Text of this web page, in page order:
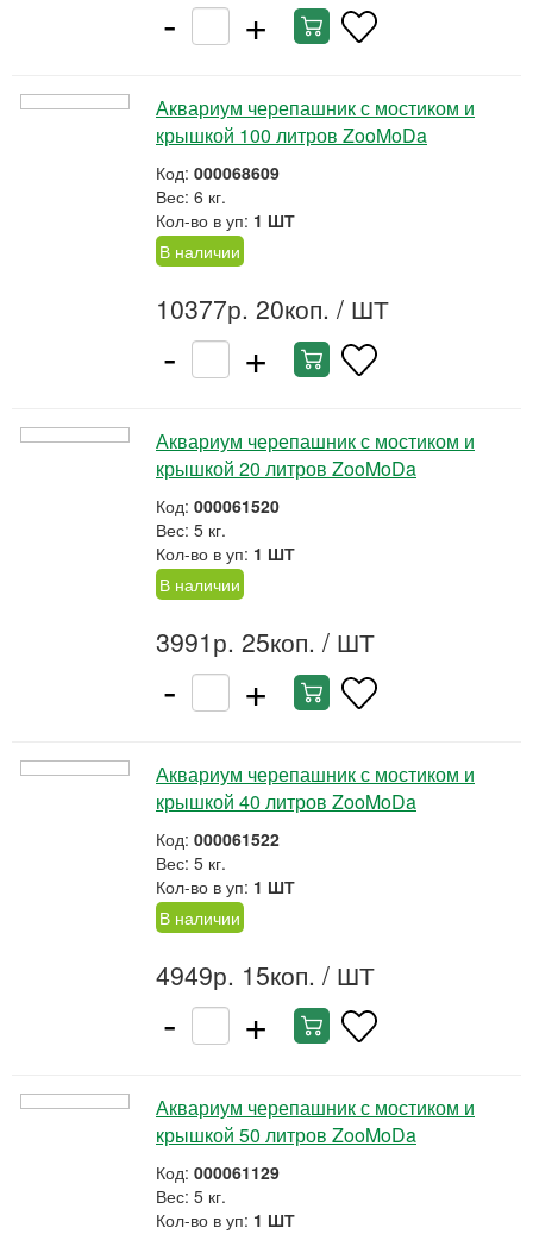
- +
Аквариум черепашник с мостиком и
крышкой 100 литров ZooMoDa
Код: 000068609
Вес: 6 кг.
Кол-во в уп: 1 ШТ
В наличии
10377р. 20коп. / ШТ
- +
Аквариум черепашник с мостиком и
крышкой 20 литров ZooMoDa
Код: 000061520
Вес: 5 кг.
Кол-во в уп: 1 ШТ
В наличии
3991р. 25коп. / ШТ
- +
Аквариум черепашник с мостиком и
крышкой 40 литров ZooMoDa
Код: 000061522
Вес: 5 кг.
Кол-во в уп: 1 ШТ
В наличии
4949р. 15коп. / ШТ
- +
Аквариум черепашник с мостиком и
крышкой 50 литров ZooMoDa
Код: 000061129
Вес: 5 кг.
Кол-во в уп: 1 ШТ